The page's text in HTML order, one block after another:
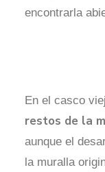
encontrarla
En el casco
restos de la
aunque el
la muralla